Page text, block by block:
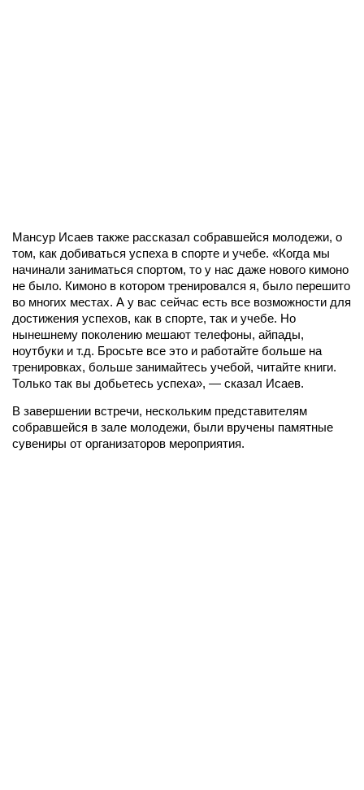
Мансур Исаев также рассказал собравшейся молодежи, о
том, как добиваться успеха в спорте и учебе. «Когда мы
начинали заниматься спортом, то у нас даже нового кимоно
не было. Кимоно в котором тренировался я, было перешито
во многих местах. А у вас сейчас есть все возможности для
достижения успехов, как в спорте, так и учебе. Но
нынешнему поколению мешают телефоны, айпады,
ноутбуки и т.д. Бросьте все это и работайте больше на
тренировках, больше занимайтесь учебой, читайте книги.
Только так вы добьетесь успеха», — сказал Исаев.
В завершении встречи, нескольким представителям
собравшейся в зале молодежи, были вручены памятные
сувениры от организаторов мероприятия.